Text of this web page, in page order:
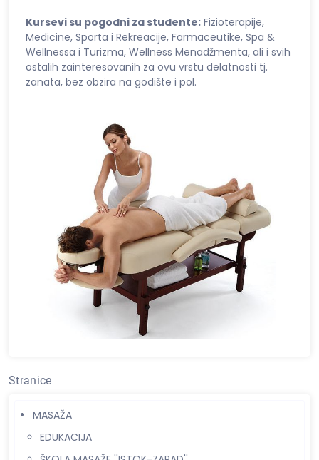
Kursevi su pogodni za studente: Fizioterapije,
Medicine, Sporta i Rekreacije, Farmaceutike, Spa &
Wellnessa i Turizma, Wellness Menadžmenta, ali i svih
ostalih zainteresovanih za ovu vrstu delatnosti tj.
zanata, bez obzira na godište i pol.
Stranice
MASAŽA
EDUKACIJA